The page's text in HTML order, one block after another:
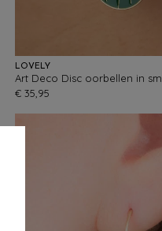
LOVELY
€ 35,95